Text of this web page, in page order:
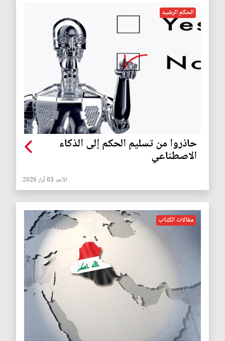
الحكم الرشيد
حاذروا من تسليم الحكم إلى الذكاء
الاصطناعي
الأحد 03 آيار 2026
مقالات الكتاب